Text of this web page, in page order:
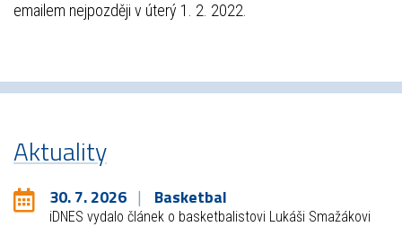
emailem nejpozději v úterý 1. 2. 2022.
Aktuality
30. 7. 2026 Basketbal
iDNES vydalo článek o basketbalistovi Lukáši Smažákovi